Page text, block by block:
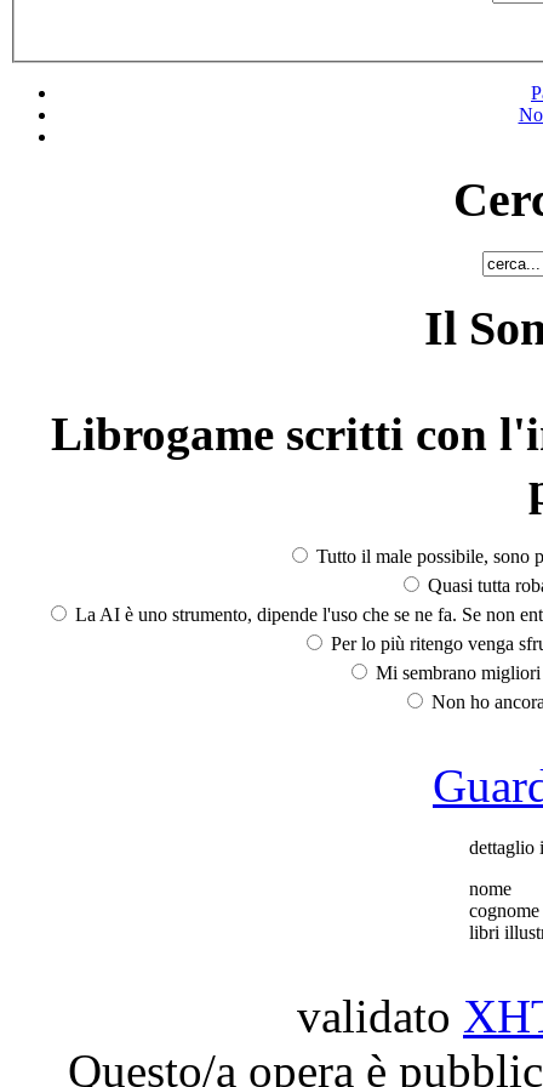
Il
Librogame scritti con
Tutto il male possibile, sono
Quasi tutta
La AI è uno strumento, dipende l'uso che se ne fa. Se non
Per lo più ritengo venga
Mi sembrano
Non ho
dettaglio
nome
cognome
libri
validato
Questo/a opera è